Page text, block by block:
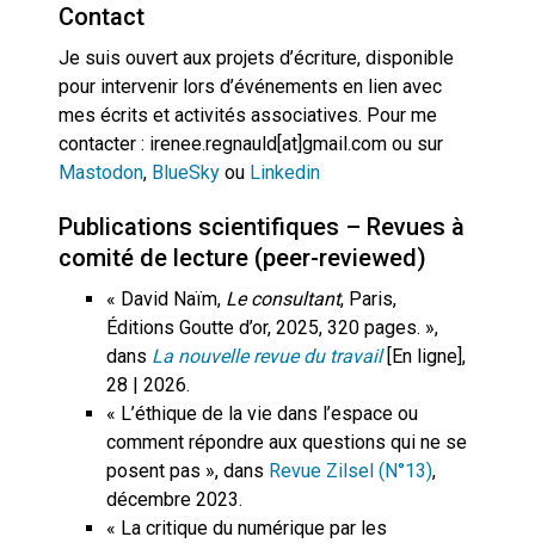
Contact
Je suis ouvert aux projets d’écriture, disponible
pour intervenir lors d’événements en lien avec
mes écrits et activités associatives. Pour me
contacter : irenee.regnauld[at]gmail.com ou sur
Mastodon, BlueSky ou Linkedin
Publications scientifiques – Revues à
comité de lecture (peer-reviewed)
« David Naïm, Le consultant, Paris,
Éditions Goutte d’or, 2025, 320 pages. »,
dans La nouvelle revue du travail[En ligne],
28 | 2026.
« L’éthique de la vie dans l’espace ou
comment répondre aux questions qui ne se
posent pas », dans Revue Zilsel (N°13),
décembre 2023.
« La critique du numérique par les